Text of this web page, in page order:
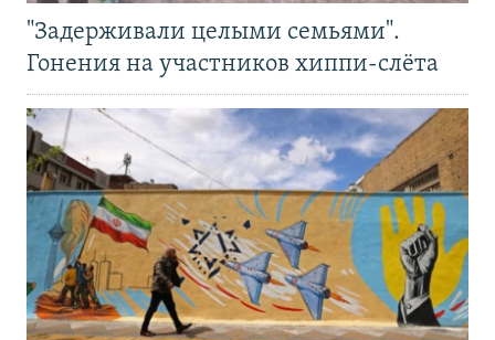
"Задерживали целыми семьями".
Гонения на участников хиппи-слёта